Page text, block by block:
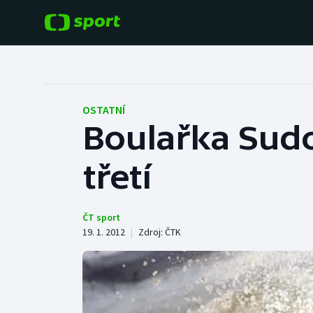
Hokej
Tenis
Cyklistika
Baseball a softbal
Boby a skeleton
Box
OSTATNÍ
Boulařka
třetí
ČT sport
19. 1. 2012 | Zdroj: ČTK